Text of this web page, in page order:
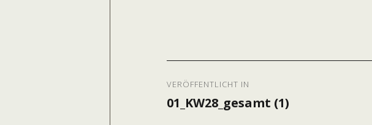
VERÖFFENTLICHT IN
01_KW28_gesamt (1)